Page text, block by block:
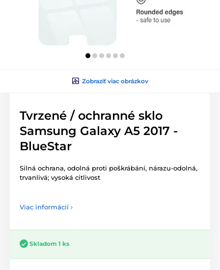
Zobraziť viac obrázkov
Tvrzené / ochranné sklo
Samsung Galaxy A5 2017 -
BlueStar
Silná ochrana, odolná proti poškrábání, nárazu-odolná,
trvanlivá; vysoká citlivost
Viac informácií ›
Skladom 1 ks